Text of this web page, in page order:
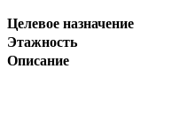
Целевое назначение
Этажность
Описание